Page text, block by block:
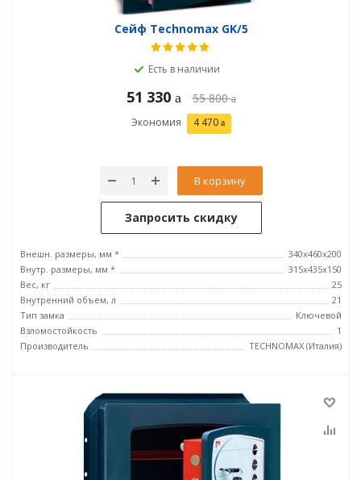
Сейф Technomax GK/5
Есть в наличии
51 330 55 800
Экономия 4 470
В корзину
Запросить скидку
Внешн. размеры, мм *
340x460x200
Внутр. размеры, мм *
315х435х150
Вес, кг
25
Внутренний объем, л
21
Тип замка
Ключевой
Взломостойкость
1
Производитель
TECHNOMAX (Италия)